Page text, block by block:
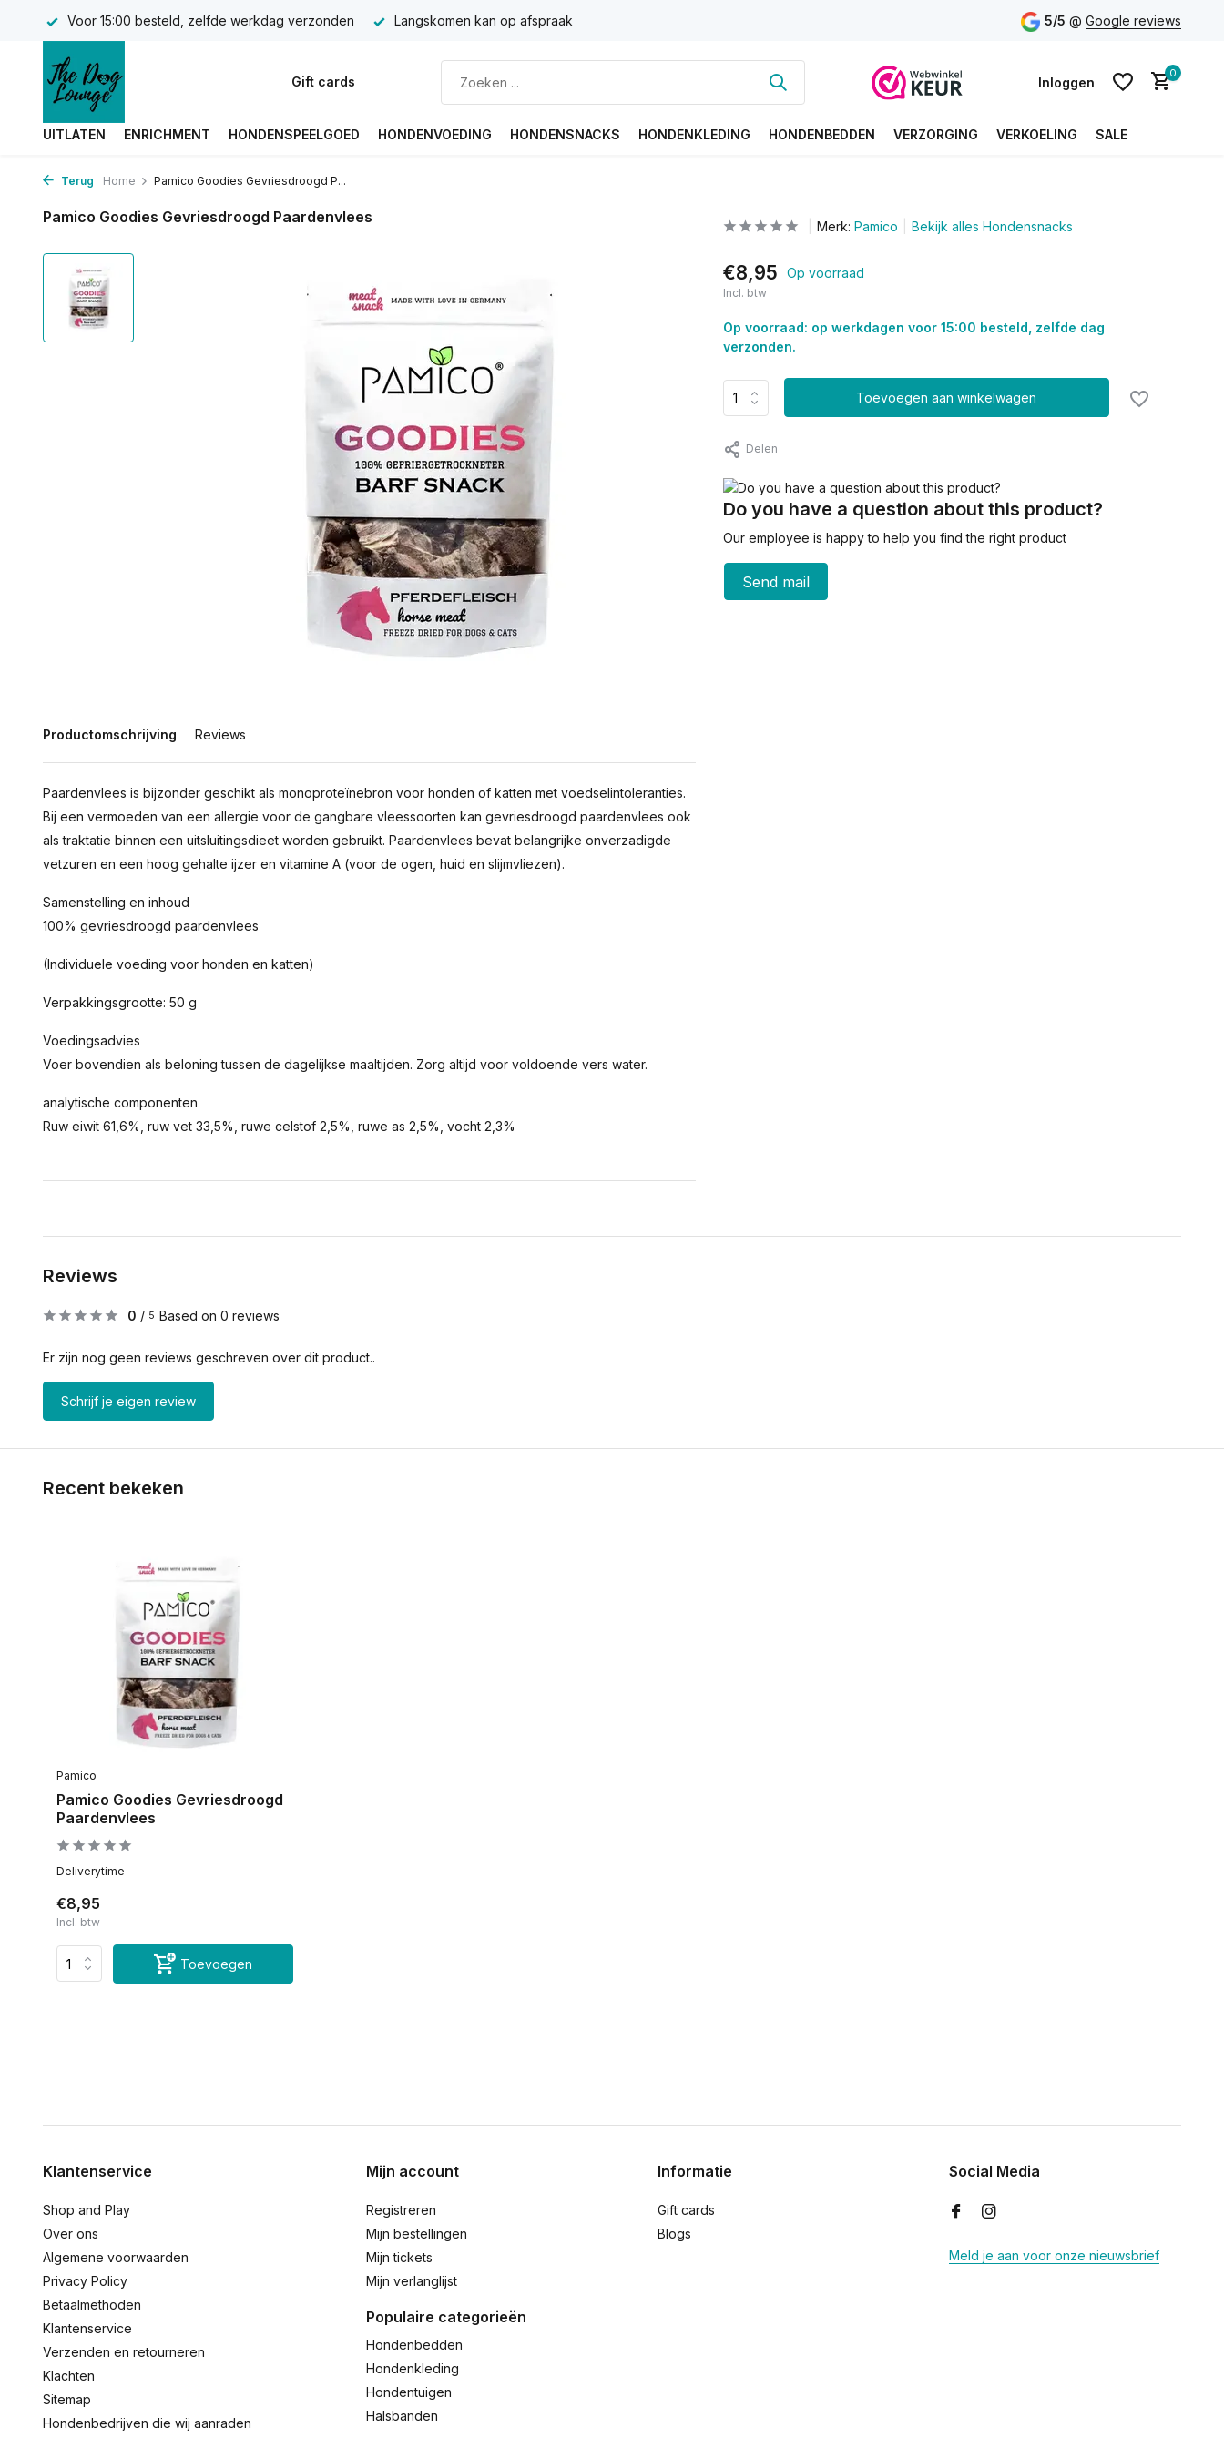
Voor 15:00 besteld, zelfde werkdag verzonden Langskomen kan op afspraak 5/5 @ Google reviews
Gift cards Inloggen
0
UITLATEN ENRICHMENT HONDENSPEELGOED HONDENVOEDING HONDENSNACKS HONDENKLEDING HONDENBEDDEN VERZORGING VERKOELING SALE
Terug Home Pamico Goodies Gevriesdroogd P...
Pamico Goodies Gevriesdroogd Paardenvlees
Productomschrijving Reviews
Paardenvlees is bijzonder geschikt als monoproteïnebron voor honden of katten met voedselintoleranties.
Bij een vermoeden van een allergie voor de gangbare vleessoorten kan gevriesdroogd paardenvlees ook
als traktatie binnen een uitsluitingsdieet worden gebruikt. Paardenvlees bevat belangrijke onverzadigde
vetzuren en een hoog gehalte ijzer en vitamine A (voor de ogen, huid en slijmvliezen).
Samenstelling en inhoud
100% gevriesdroogd paardenvlees
(Individuele voeding voor honden en katten)
Verpakkingsgrootte: 50 g
Voedingsadvies
Voer bovendien als beloning tussen de dagelijkse maaltijden. Zorg altijd voor voldoende vers water.
analytische componenten
Ruw eiwit 61,6%, ruw vet 33,5%, ruwe celstof 2,5%, ruwe as 2,5%, vocht 2,3%
Merk: Pamico Bekijk alles Hondensnacks
€8,95 Op voorraad
Incl. btw
Op voorraad: op werkdagen voor 15:00 besteld, zelfde dag
verzonden.
Toevoegen aan winkelwagen
Delen
Do you have a question about this product?
Our employee is happy to help you find the right product
Send mail
Reviews
0 / 5 Based on 0 reviews
Er zijn nog geen reviews geschreven over dit product..
Schrijf je eigen review
Recent bekeken
Pamico
Pamico Goodies Gevriesdroogd
Paardenvlees
Deliverytime
€8,95
Incl. btw
Toevoegen
Klantenservice
Shop and Play
Over ons
Algemene voorwaarden
Privacy Policy
Betaalmethoden
Klantenservice
Verzenden en retourneren
Klachten
Sitemap
Hondenbedrijven die wij aanraden
Mijn account
Registreren
Mijn bestellingen
Mijn tickets
Mijn verlanglijst
Populaire categorieën
Hondenbedden
Hondenkleding
Hondentuigen
Halsbanden
Informatie
Gift cards
Blogs
Social Media
Meld je aan voor onze nieuwsbrief